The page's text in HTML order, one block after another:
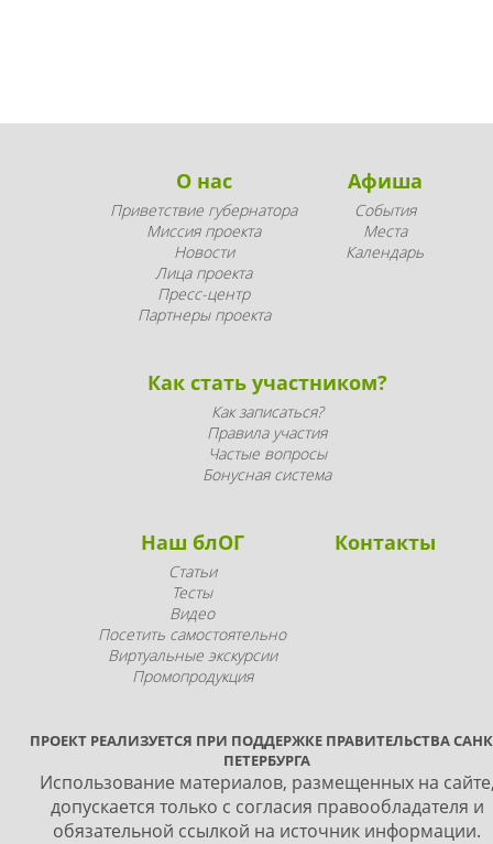
О нас
Приветствие губернатора
Миссия проекта
Новости
Лица проекта
Пресс-центр
Партнеры проекта
Афиша
События
Места
Календарь
Как стать участником?
Как записаться?
Правила участия
Частые вопросы
Бонусная система
Наш блОГ
Статьи
Тесты
Видео
Посетить самостоятельно
Виртуальные экскурсии
Промопродукция
Контакты
ПРОЕКТ РЕАЛИЗУЕТСЯ ПРИ ПОДДЕРЖКЕ ПРАВИТЕЛЬСТВА
ПЕТЕРБУРГА
Использование материалов, размещенных на
допускается только с согласия правообладателя и
обязательной ссылкой на источник информации.